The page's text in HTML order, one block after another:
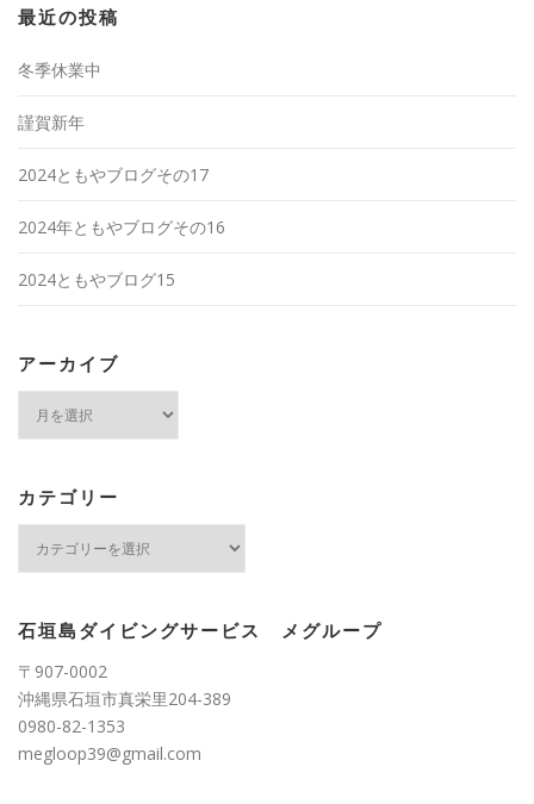
最近の投稿
冬季休業中
謹賀新年
2024ともやブログその17
2024年ともやブログその16
2024ともやブログ15
アーカイブ
ブ
カテゴリー
ー
石垣島ダイビングサービス メグループ
〒907-0002
沖縄県石垣市真栄里204-389
0980-82-1353
megloop39@gmail.com